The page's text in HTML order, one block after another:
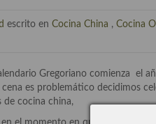
escrito en Cocina China , Cocina
Gregoriano comienza el
es problemático decidimos
de cocina china,